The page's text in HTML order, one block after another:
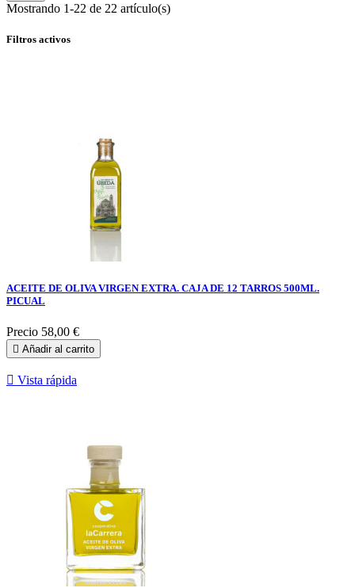
Mostrando 1-22 de 22 artículo(s)
Filtros activos
ACEITE DE OLIVA VIRGEN EXTRA. CAJA DE 12 TARROS 500ML.
PICUAL
Precio 58,00 €
 Añadir al carrito
 Vista rápida